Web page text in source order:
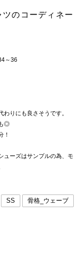
のコーディネー
～36
りにも良さそうです。
◎
！
ューズはサンプルの為、モ
SS 骨格_ウェーブ